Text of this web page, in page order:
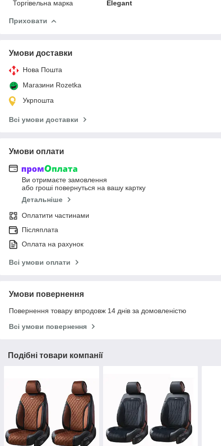
Торгівельна марка Elegant
Приховати
Умови доставки
Нова Пошта
Магазини Rozetka
Укрпошта
Всі умови доставки
Умови оплати
Ви отримаєте замовлення
або гроші повернуться на вашу картку
Детальніше
Оплатити частинами
Післяплата
Оплата на рахунок
Всі умови оплати
Умови повернення
Повернення товару впродовж 14 днів за домовленістю
Всі умови повернення
Подібні товари компанії